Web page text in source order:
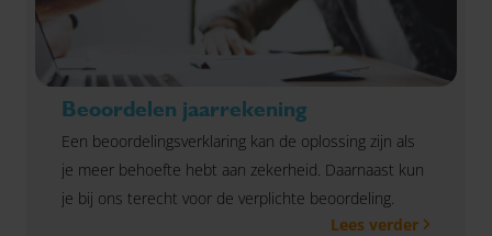
Beoordelen jaarrekening
Een beoordelingsverklaring kan de oplossing zijn als
je meer behoefte hebt aan zekerheid. Daarnaast kun
je bij ons terecht voor de verplichte beoordeling.
Lees verder